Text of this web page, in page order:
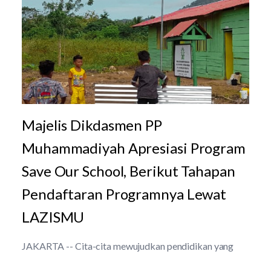
Majelis Dikdasmen PP
Muhammadiyah Apresiasi Program
Save Our School, Berikut Tahapan
Pendaftaran Programnya Lewat
LAZISMU
JAKARTA -- Cita-cita mewujudkan pendidikan yang